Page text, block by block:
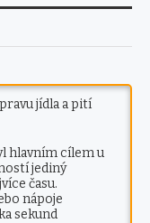
jídla a pití
hlavním cílem u
jediný
času.
nápoje
sekund